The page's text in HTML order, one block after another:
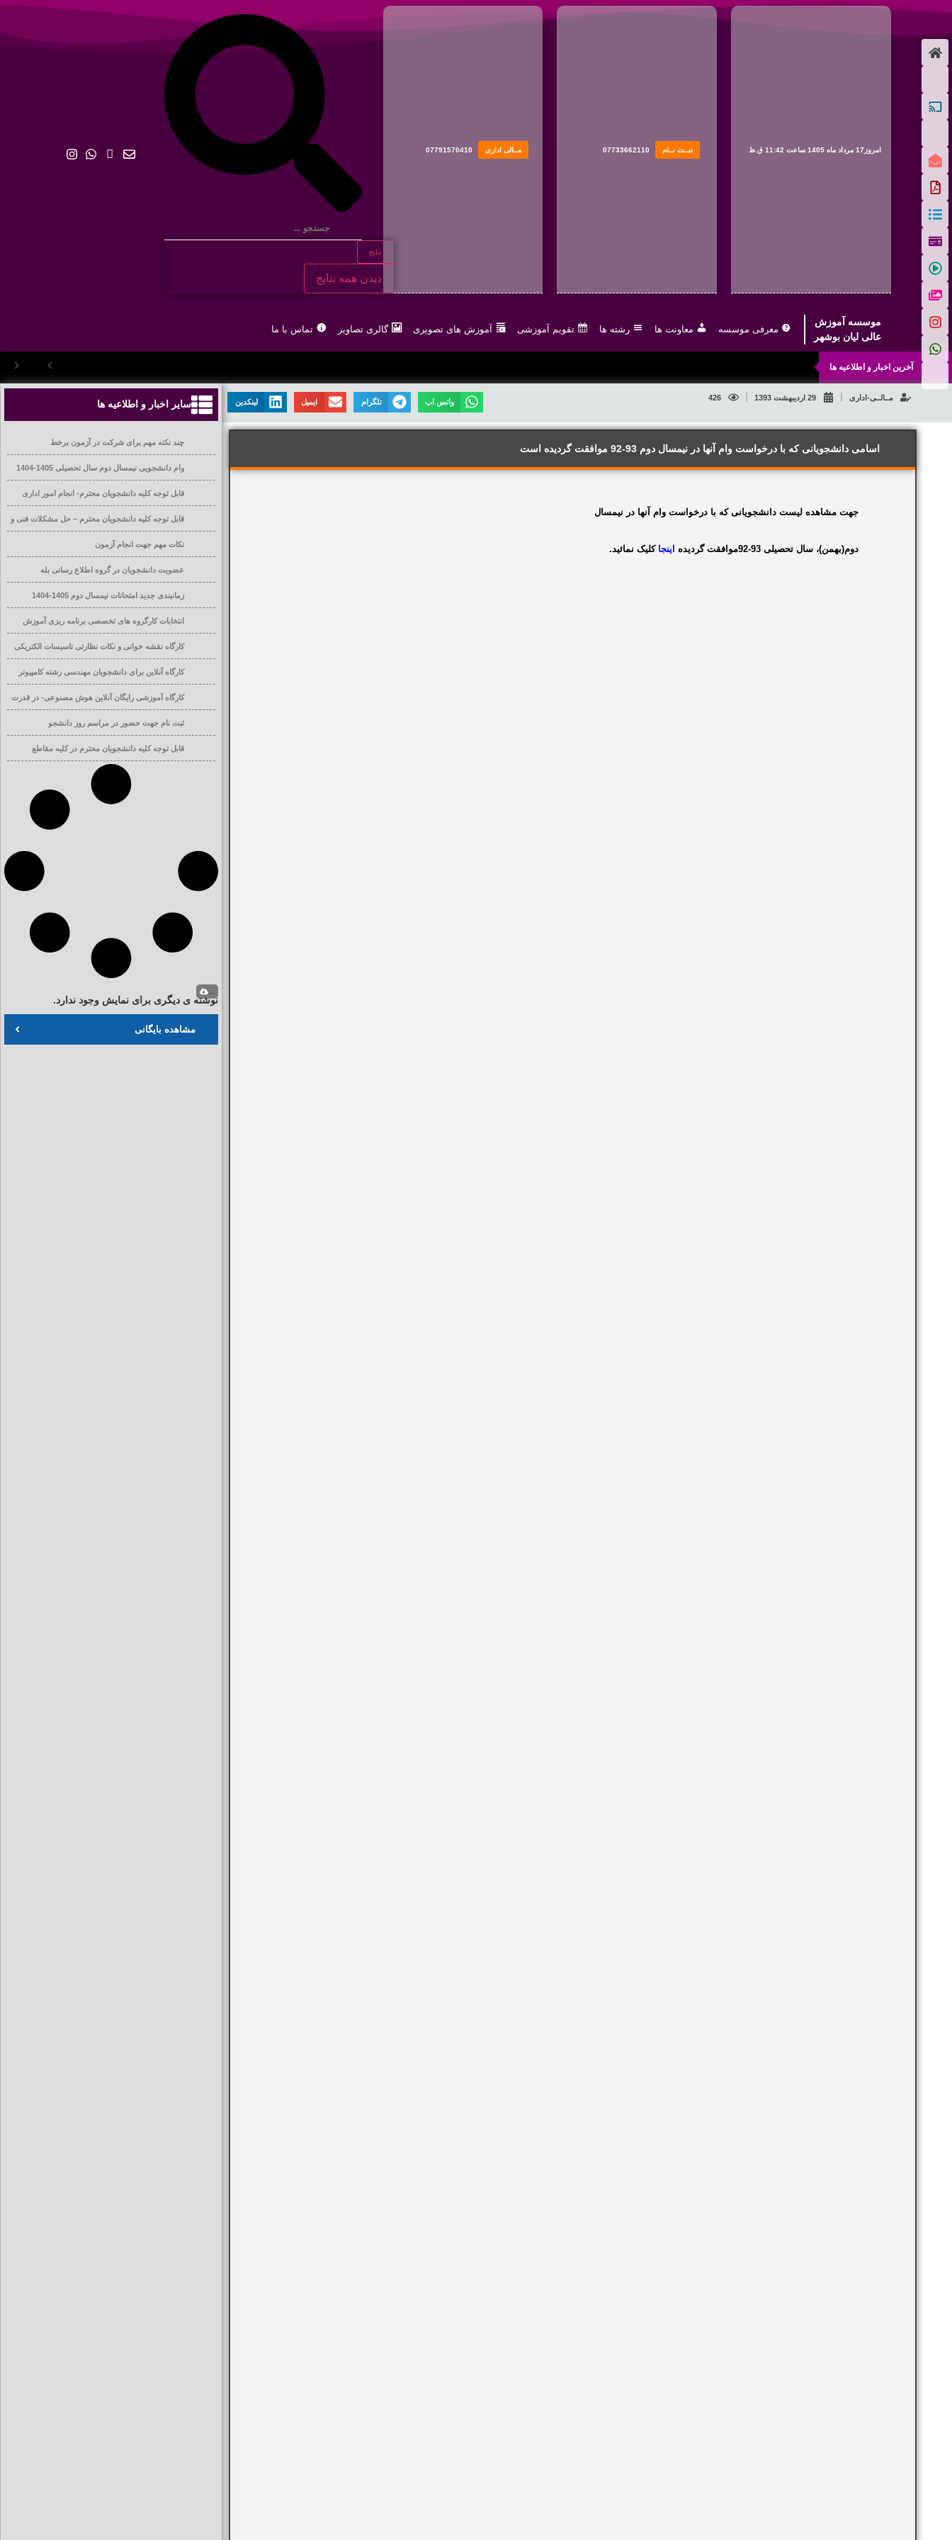
امروز17 مرداد ماه 1405 ساعت 11:42 ق.ظ 07733662110 ثبــت نــام 07791570410 مــالی اداری
نتایج
دیدن همه نتایج
موسسه آموزش
عالی لیان بوشهر
معرفی موسسه معاونت ها رشته ها تقویم آموزشی آموزش های تصویری گالری تصاویر تماس با ما
آخرین اخبار و اطلاعیه ها
مــالــی-اداری 29 اردیبهشت 1393 426
واتس اپ تلگرام ایمیل لینکدین
اسامی دانشجویانی که با درخواست وام آنها در نیمسال دوم 93-92 موافقت گردیده است
جهت مشاهده لیست دانشجویانی که با درخواست وام آنها در نیمسال
دوم(بهمن)، سال تحصیلی 93-92موافقت گردیده اینجا کلیک نمائید.
سایر اخبار و اطلاعیه ها
چند نکته مهم برای شرکت در آزمون برخط
وام دانشجویی نیمسال دوم سال تحصیلی 1405-1404
قابل توجه کلیه دانشجویان محترم- انجام امور اداری
قابل توجه کلیه دانشجویان محترم – حل مشکلات فنی و
آموزشی
نکات مهم جهت انجام آزمون
عضویت دانشجویان در گروه اطلاع رسانی بله
زمانبندی جدید امتحانات نیمسال دوم 1405-1404
انتخابات کارگروه های تخصصی برنامه ریزی آموزش
عالی دانشگاه ها و موسسات آموزش عالی
کارگاه نقشه خوانی و نکات نظارتی تاسیسات الکتریکی
ساختمان
کارگاه آنلاین برای دانشجویان مهندسی رشته کامپیوتر
کارگاه آموزشی رایگان آنلاین هوش مصنوعی- در قدرت
افزایی تحصیلی
ثبت نام جهت حضور در مراسم روز دانشجو
قابل توجه کلیه دانشجویان محترم در کلیه مقاطع
تحصیلی
نوشته ی دیگری برای نمایش وجود ندارد.
مشاهده بایگانی